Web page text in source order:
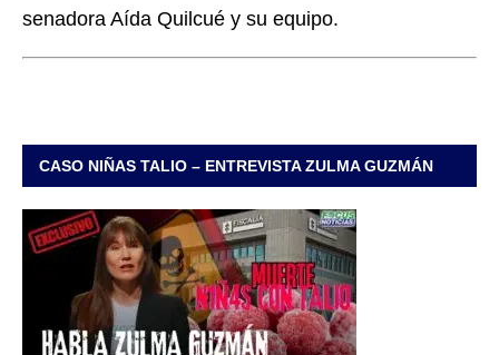
senadora Aída Quilcué y su equipo.
CASO NIÑAS TALIO – ENTREVISTA ZULMA GUZMÁN